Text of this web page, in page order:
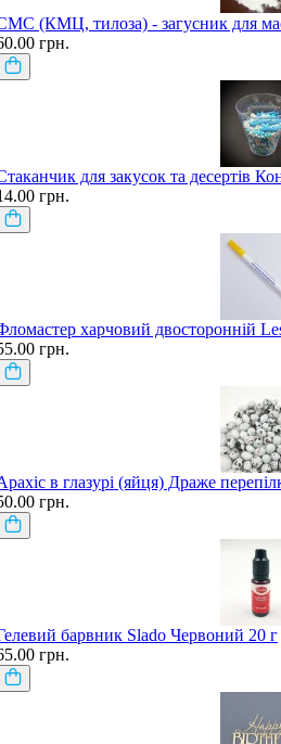
(КМЦ, тилоза) - загусник для
грн.
для закусок та десертів
грн.
харчовий двосторонній
грн.
в глазурі (яйця) Драже
грн.
барвник Slado Червоний 20 г
грн.